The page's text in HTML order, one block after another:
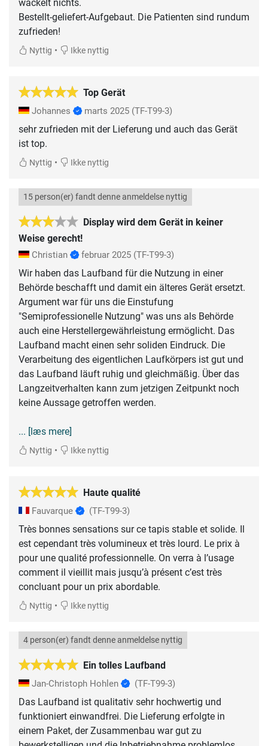
wackelt nichts.
Bestellt-geliefert-Aufgebaut. Die Patienten sind rundum
Nyttig • Ikke nyttig
Top Gerät
Johannes marts 2025 (TF-T99-3)
sehr zufrieden mit der Lieferung und auch das Gerät
ist top.
Nyttig • Ikke nyttig
Display wird dem Gerät in keiner
Weise gerecht!
15 person(er) fandt denne anmeldelse nyttig
Christian februar 2025 (TF-T99-3)
Wir haben das Laufband für die Nutzung in einer
Behörde beschafft und damit ein älteres Gerät ersetzt.
Argument war für uns die Einstufung
"Semiprofessionelle Nutzung" was uns als Behörde
auch eine Herstellergewährleistung ermöglicht. Das
Laufband macht einen sehr soliden Eindruck. Die
Verarbeitung des eigentlichen Laufkörpers ist gut und
das Laufband läuft ruhig und gleichmäßig. Über das
Langzeitverhalten kann zum jetzigen Zeitpunkt noch
keine Aussage getroffen werden.
... [læs mere]
Nyttig • Ikke nyttig
Haute qualité
Fauvarque (TF-T99-3)
Très bonnes sensations sur ce tapis stable et solide. Il
est cependant très volumineux et très lourd. Le prix à
pour une qualité professionnelle. On verra à l’usage
comment il vieillit mais jusqu’à présent c’est très
concluant pour un prix abordable.
Nyttig • Ikke nyttig
Ein tolles Laufband
4 person(er) fandt denne anmeldelse nyttig
Jan-Christoph Hohlen (TF-T99-3)
Das Laufband ist qualitativ sehr hochwertig und
funktioniert einwandfrei. Die Lieferung erfolgte in
einem Paket, der Zusammenbau war gut zu